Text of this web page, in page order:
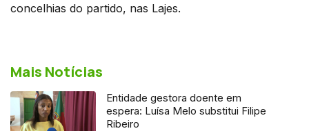
concelhias do partido, nas Lajes.
Mais Notícias
Entidade gestora doente em
espera: Luísa Melo substitui Filipe
Ribeiro